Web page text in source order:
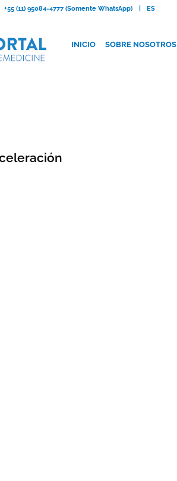
ES
+55 (11) 95084-4777 (Somente WhatsApp)
INICIO SOBRE NOSOTROS